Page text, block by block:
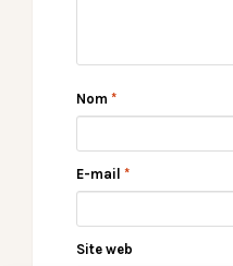
Nom *
E-mail *
Site web